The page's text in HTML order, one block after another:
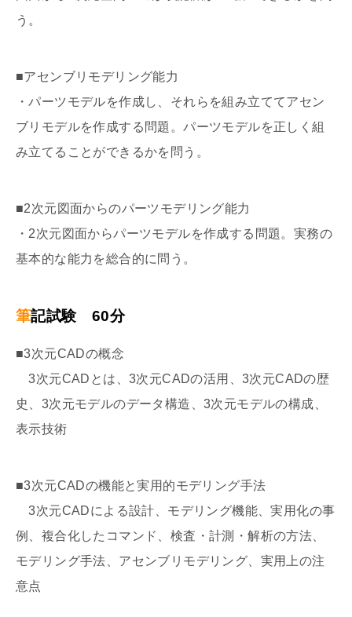
う。
■アセンブリモデリング能力
・パーツモデルを作成し、それらを組み立ててアセン
ブリモデルを作成する問題。パーツモデルを正しく組
み立てることができるかを問う。
■2次元図面からのパーツモデリング能力
・2次元図面からパーツモデルを作成する問題。実務の
基本的な能力を総合的に問う。
筆記試験 60分
■3次元CADの概念
3次元CADとは、3次元CADの活用、3次元CADの歴
史、3次元モデルのデータ構造、3次元モデルの構成、
表示技術
■3次元CADの機能と実用的モデリング手法
3次元CADによる設計、モデリング機能、実用化の事
例、複合化したコマンド、検査・計測・解析の方法、
モデリング手法、アセンブリモデリング、実用上の注
意点